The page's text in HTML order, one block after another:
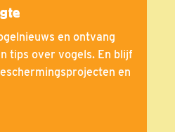
en ontvang
tips over vogels. En blijf
en